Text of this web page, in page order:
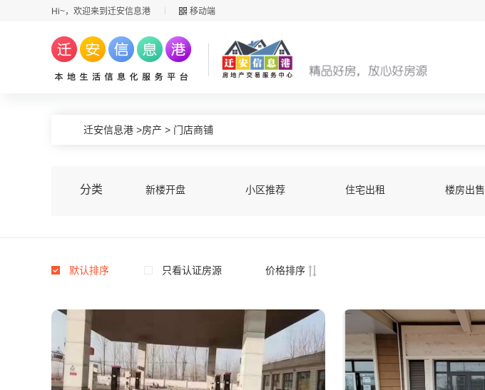
Hi~，欢迎来到迁安信息港 移动端
迁安信息港 >房产 > 门店商铺
分类 新楼开盘 小区推荐 住宅出租 楼房出售
默认排序 只看认证房源 价格排序